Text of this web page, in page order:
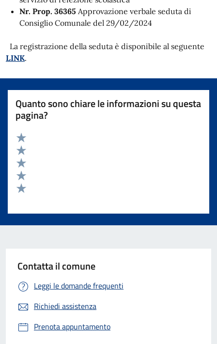
Nr. Prop. 36365 Approvazione verbale seduta di
Consiglio Comunale del 29/02/2024
La registrazione della seduta è disponibile al seguente
LINK.
Quanto sono chiare le informazioni su questa
pagina?
Valuta 5 stelle su 5
Valuta 4 stelle su 5
Valuta 3 stelle su 5
Valuta 2 stelle su 5
Contatta il comune
Leggi le domande frequenti
Richiedi assistenza
Prenota appuntamento